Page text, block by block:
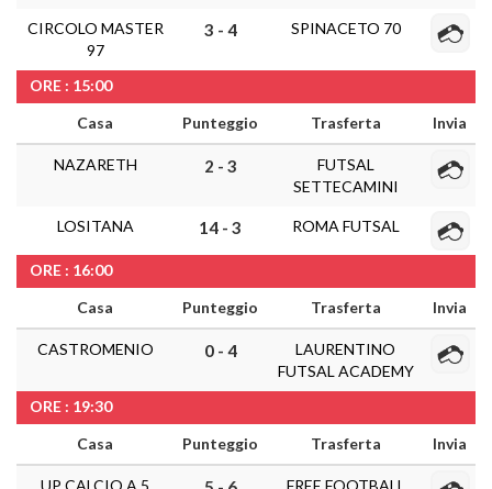
CIRCOLO MASTER
97
3 - 4 SPINACETO 70
ORE : 15:00
Casa
Punteggio Trasferta Invia
NAZARETH 2 - 3
FUTSAL
SETTECAMINI
LOSITANA 14 - 3 ROMA FUTSAL
ORE : 16:00
Casa
Punteggio Trasferta Invia
CASTROMENIO 0 - 4
LAURENTINO
FUTSAL ACADEMY
ORE : 19:30
Casa
Punteggio Trasferta Invia
UP CALCIO A 5 FREE FOOTBALL